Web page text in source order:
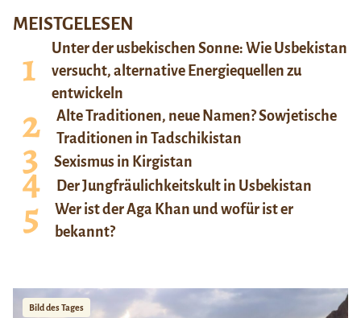
MEISTGELESEN
Unter der usbekischen Sonne: Wie Usbekistan
versucht, alternative Energiequellen zu
entwickeln
Alte Traditionen, neue Namen? Sowjetische
Traditionen in Tadschikistan
Sexismus in Kirgistan
Der Jungfräulichkeitskult in Usbekistan
Wer ist der Aga Khan und wofür ist er
bekannt?
Bild des Tages